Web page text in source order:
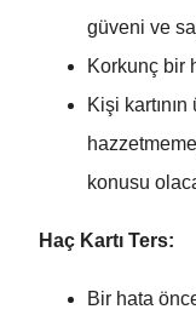
güveni ve
Korkunç bir
Kişi
konusu
Haç Kartı Ters:
Bir hata